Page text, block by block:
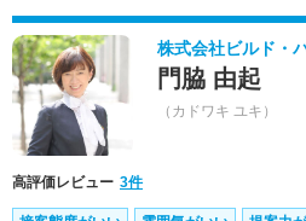
株式会社ビルド・
門脇 由起
（カドワキ ユキ）
高評価レビュー 3件